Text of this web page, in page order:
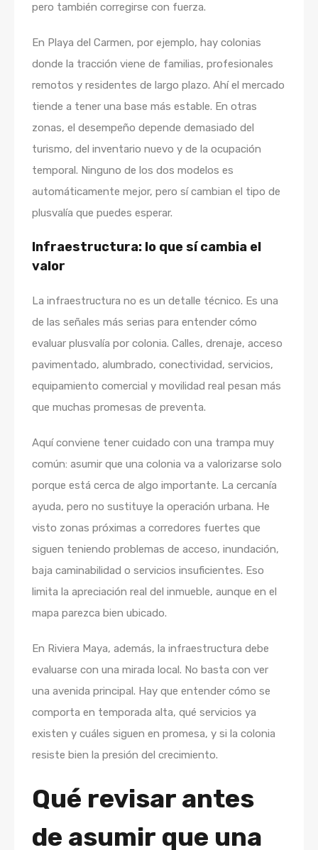
pero también corregirse con fuerza.
En Playa del Carmen, por ejemplo, hay colonias
donde la tracción viene de familias, profesionales
remotos y residentes de largo plazo. Ahí el mercado
tiende a tener una base más estable. En otras
zonas, el desempeño depende demasiado del
turismo, del inventario nuevo y de la ocupación
temporal. Ninguno de los dos modelos es
automáticamente mejor, pero sí cambian el tipo de
plusvalía que puedes esperar.
Infraestructura: lo que sí cambia el
valor
La infraestructura no es un detalle técnico. Es una
de las señales más serias para entender cómo
evaluar plusvalía por colonia. Calles, drenaje, acceso
pavimentado, alumbrado, conectividad, servicios,
equipamiento comercial y movilidad real pesan más
que muchas promesas de preventa.
Aquí conviene tener cuidado con una trampa muy
común: asumir que una colonia va a valorizarse solo
porque está cerca de algo importante. La cercanía
ayuda, pero no sustituye la operación urbana. He
visto zonas próximas a corredores fuertes que
siguen teniendo problemas de acceso, inundación,
baja caminabilidad o servicios insuficientes. Eso
limita la apreciación real del inmueble, aunque en el
mapa parezca bien ubicado.
En Riviera Maya, además, la infraestructura debe
evaluarse con una mirada local. No basta con ver
una avenida principal. Hay que entender cómo se
comporta en temporada alta, qué servicios ya
existen y cuáles siguen en promesa, y si la colonia
resiste bien la presión del crecimiento.
Qué revisar antes
de asumir que una